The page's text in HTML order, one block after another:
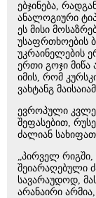
ებჯინება,
ანალოგიური
ეს მისი
უსაფრთხოების
უკრაინელების
ერთი გოჯი
იმის, რომ
ვახტანგ
ევროპული
შეფასებით,
ძალიან
„პირველ
შეიარაღებული
სავარაუდოდ,
არანაირი